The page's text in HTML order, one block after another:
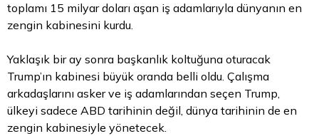
toplamı 15 milyar doları aşan iş adamlarıyla dünyanın en
zengin kabinesini kurdu.
Yaklaşık bir ay sonra başkanlık koltuğuna oturacak
Trump’ın kabinesi büyük oranda belli oldu. Çalışma
arkadaşlarını asker ve iş adamlarından seçen Trump,
ülkeyi sadece ABD tarihinin değil, dünya tarihinin de en
zengin kabinesiyle yönetecek.